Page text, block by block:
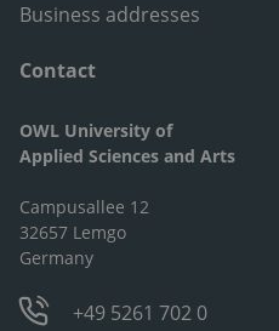
Business addresses
Contact
OWL University of
Applied Sciences and Arts
Campusallee 12
32657 Lemgo
Germany
+49 5261 702 0